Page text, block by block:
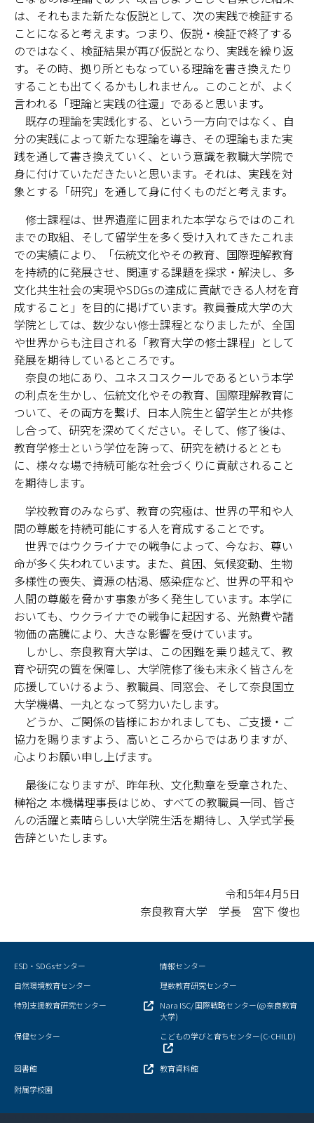
は、それもまた新たな仮説として、次の実践で検証する
ことになると考えます。つまり、仮説・検証で終了する
のではなく、検証結果が再び仮説となり、実践を繰り返
す。その時、拠り所ともなっている理論を書き換えたり
することも出てくるかもしれません。このことが、よく
言われる「理論と実践の往還」であると思います。
既存の理論を実践化する、という一方向ではなく、自
分の実践によって新たな理論を導き、その理論もまた実
践を通して書き換えていく、という意識を教職大学院で
身に付けていただきたいと思います。それは、実践を対
象とする「研究」を通して身に付くものだと考えます。
修士課程は、世界遺産に囲まれた本学ならではのこれ
までの取組、そして留学生を多く受け入れてきたこれま
での実績により、「伝統文化やその教育、国際理解教育
を持続的に発展させ、関連する課題を探求・解決し、多
文化共生社会の実現やSDGsの達成に貢献できる人材を育
成すること」を目的に掲げています。教員養成大学の大
学院としては、数少ない修士課程となりましたが、全国
や世界からも注目される「教育大学の修士課程」として
発展を期待しているところです。
奈良の地にあり、ユネスコスクールであるという本学
の利点を生かし、伝統文化やその教育、国際理解教育に
ついて、その両方を繋げ、日本人院生と留学生とが共修
し合って、研究を深めてください。そして、修了後は、
教育学修士という学位を誇って、研究を続けるととも
に、様々な場で持続可能な社会づくりに貢献されること
を期待します。
学校教育のみならず、教育の究極は、世界の平和や人
間の尊厳を持続可能にする人を育成することです。
世界ではウクライナでの戦争によって、今なお、尊い
命が多く失われています。また、貧困、気候変動、生物
多様性の喪失、資源の枯渇、感染症など、世界の平和や
人間の尊厳を脅かす事象が多く発生しています。本学に
おいても、ウクライナでの戦争に起因する、光熱費や諸
物価の高騰により、大きな影響を受けています。
しかし、奈良教育大学は、この困難を乗り越えて、教
育や研究の質を保障し、大学院修了後も末永く皆さんを
応援していけるよう、教職員、同窓会、そして奈良国立
大学機構、一丸となって努力いたします。
どうか、ご関係の皆様におかれましても、ご支援・ご
協力を賜りますよう、高いところからではありますが、
心よりお願い申し上げます。
最後になりますが、昨年秋、文化勲章を受章された、
榊裕之 本機構理事長はじめ、すべての教職員一同、皆さ
んの活躍と素晴らしい大学院生活を期待し、入学式学長
告辞といたします。
令和5年4月5日
奈良教育大学 学長 宮下 俊也
ESD・SDGsセンター
情報センター
自然環境教育センター
理数教育研究センター
特別支援教育研究センター
Nara ISC/ 国際戦略センター(@奈良教育
大学)
保健センター
こどもの学びと育ちセンター(C-CHILD)
図書館
教育資料館
附属学校園